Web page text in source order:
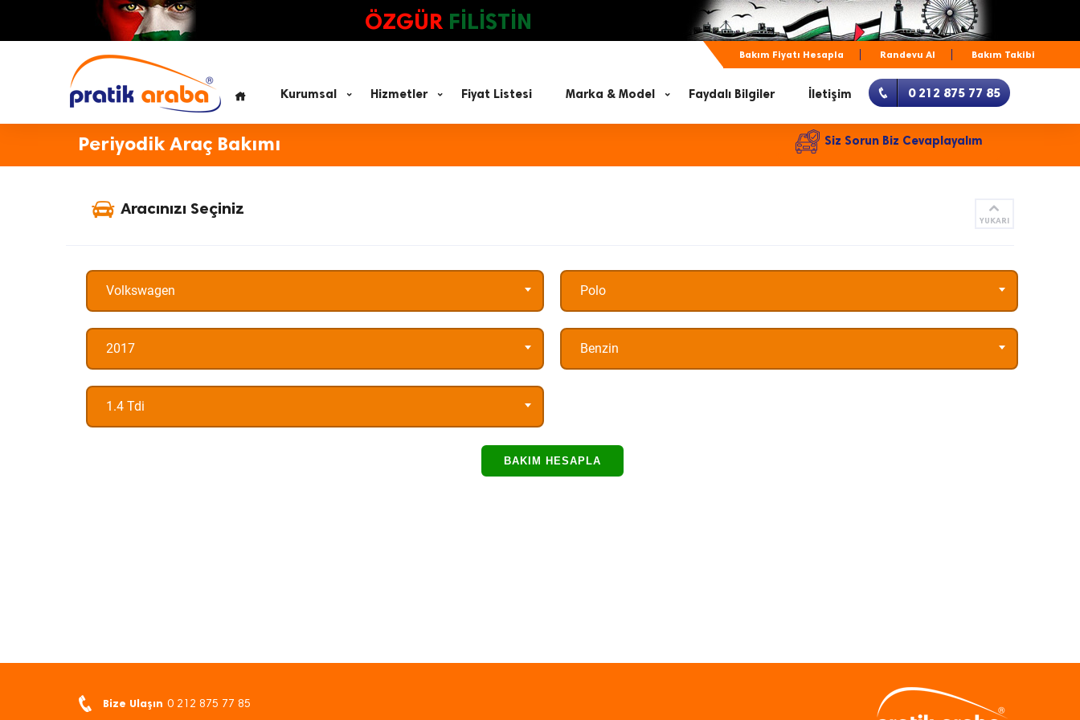
ÖZGÜR FİLİSTİN
Bakım Fiyatı Hesapla Randevu Al Bakım Takibi
Kurumsal Hizmetler Fiyat Listesi Marka & Model Faydalı Bilgiler İletişim 0 212 875 77 85
Periyodik Araç Bakımı Siz Sorun Biz Cevaplayalım
Aracınızı Seçiniz
YUKARI
Volkswagen Polo
2017 Benzin
1.4 Tdi
BAKIM HESAPLA
Bize Ulaşın 0 212 875 77 85